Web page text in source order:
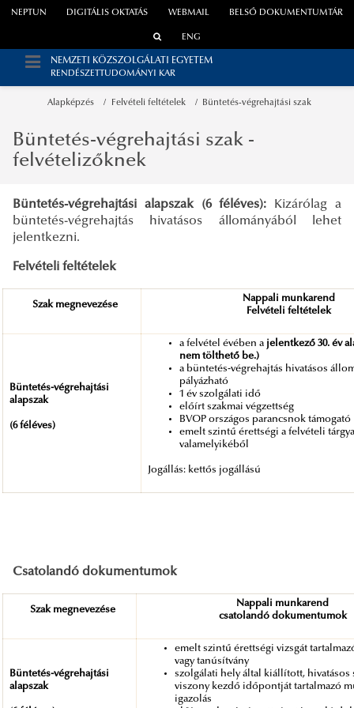
WEBMAIL
NEPTUN DIGITÁLIS OKTATÁS BELSŐ DOKUMENTUMTÁR
ENG
NEMZETI KÖZSZOLGÁLATI EGYETEM
RENDÉSZETTUDOMÁNYI KAR
Alapképzés Felvételi feltételek Büntetés-végrehajtási szak
Büntetés-végrehajtási szak -
felvételizőknek
Büntetés-végrehajtási alapszak (6 féléves): Kizárólag a
büntetés-végrehajtás hivatásos állományából lehet
jelentkezni.
Felvételi feltételek
Szak megnevezése
Nappali munkarend
Felvételi feltételek
Büntetés-végrehajtási
alapszak
(6 féléves)
a felvétel évében a jelentkező 30. év
nem tölthető be.)
a büntetés-végrehajtás hivatásos
pályázható
1 év szolgálati idő
előírt szakmai végzettség
BVOP országos parancsnok
emelt szintű érettségi a felvételi
valamelyikéből
Jogállás: kettős jogállású
Csatolandó dokumentumok
Szak megnevezése
Nappali munkarend
csatolandó dokumentumok
Büntetés-végrehajtási
alapszak
emelt szintű érettségi vizsgát
vagy tanúsítvány
szolgálati hely által kiállított, hivatásos
viszony kezdő időpontját tartalmazó
igazolás